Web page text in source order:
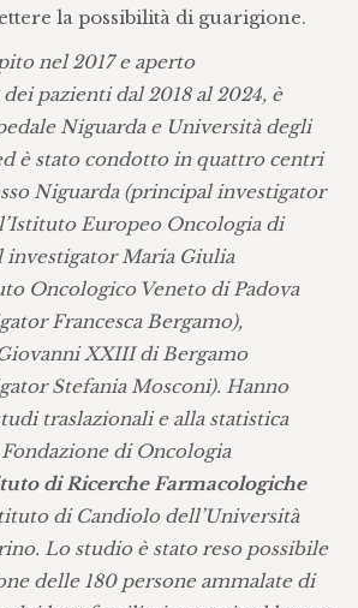
la possibilità di guarigione.
nel 2017 e aperto
pazienti dal 2018 al 2024, è
Niguarda e Università degli
è stato condotto in quattro centri
Niguarda (principal investigator
Europeo Oncologia di
Maria Giulia
Oncologico Veneto di Padova
Francesca Bergamo),
XXIII di Bergamo
Stefania Mosconi). Hanno
traslazionali e alla statistica
di Oncologia
di Ricerche Farmacologiche
di Candiolo dell’Università
Lo studio è stato reso possibile
delle 180 persone ammalate di